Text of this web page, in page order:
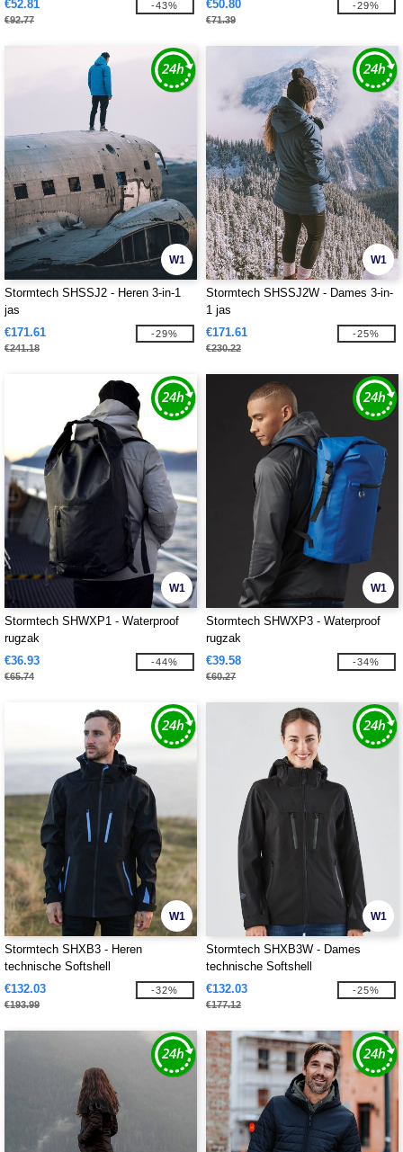
€52.81
€92.77
-43% €50.80
€71.39
-29%
W1
Stormtech SHSSJ2 - Heren 3-in-1
jas
€171.61
€241.18
-29%
W1
Stormtech SHSSJ2W - Dames 3-in-
1 jas
€171.61
€230.22
-25%
W1
Stormtech SHWXP1 - Waterproof
rugzak
€36.93
€65.74
-44%
W1
Stormtech SHWXP3 - Waterproof
rugzak
€39.58
€60.27
-34%
W1
Stormtech SHXB3 - Heren
technische Softshell
€132.03
€193.99
-32%
W1
Stormtech SHXB3W - Dames
technische Softshell
€132.03
€177.12
-25%